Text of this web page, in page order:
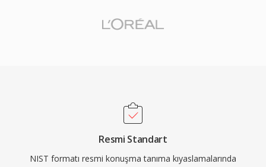
Resmi Standart
NIST formatı resmi konuşma tanıma kıyaslamalarında